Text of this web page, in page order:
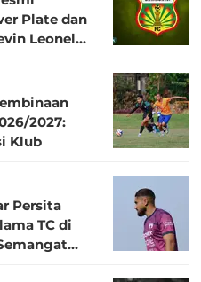
Plate dan
2027:
Klub
Persita
TC di